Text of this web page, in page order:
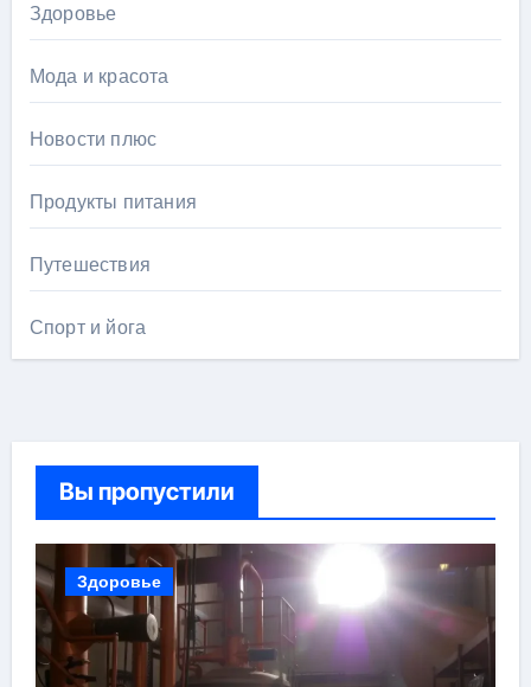
Здоровье
Мода и красота
Новости плюс
Продукты питания
Путешествия
Спорт и йога
Вы пропустили
Здоровье